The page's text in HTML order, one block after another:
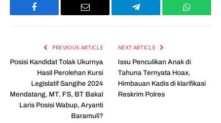
Facebook Email Telegram
PREVIOUS ARTICLE
Posisi Kandidat Tolak Ukurnya
Hasil Perolehan Kursi
Legislatif Sangihe 2024
Mendatang, MT, FS, BT Bakal
Laris Posisi Wabup, Aryanti
Baramuli?
NEXT ARTICLE
Issu Penculikan Anak di
Tahuna Ternyata Hoax,
Himbauan Kadis di klarifikasi
Reskrim Polres